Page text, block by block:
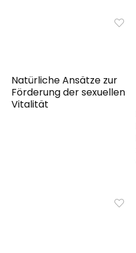
Natürliche Ansätze zur
Förderung der sexuellen
Vitalität